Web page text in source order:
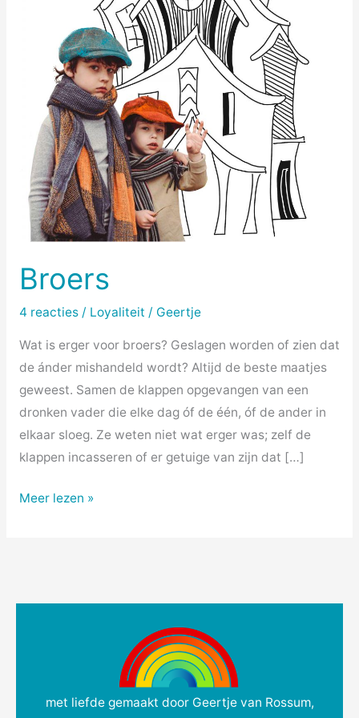
Broers
4 reacties / Loyaliteit / Geertje
Wat is erger voor broers? Geslagen worden of zien dat
de ánder mishandeld wordt? Altijd de beste maatjes
geweest. Samen de klappen opgevangen van een
dronken vader die elke dag óf de één, óf de ander in
elkaar sloeg. Ze weten niet wat erger was; zelf de
klappen incasseren of er getuige van zijn dat […]
Meer lezen »
met liefde gemaakt door Geertje van Rossum,